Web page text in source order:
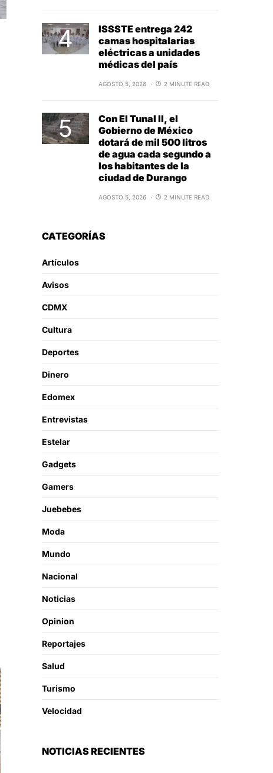
ISSSTE entrega 242
camas hospitalarias
eléctricas a unidades
médicas del país
AGOSTO 5, 2026 2 MINUTE READ
Con El Tunal II, el
Gobierno de México
dotará de mil 500 litros
de agua cada segundo a
los habitantes de la
ciudad de Durango
AGOSTO 5, 2026 2 MINUTE READ
CATEGORÍAS
Artículos
Avisos
CDMX
Cultura
Deportes
Dinero
Edomex
Entrevistas
Estelar
Gadgets
Gamers
Juebebes
Moda
Mundo
Nacional
Noticias
Opinion
Reportajes
Salud
Turismo
Velocidad
NOTICIAS RECIENTES